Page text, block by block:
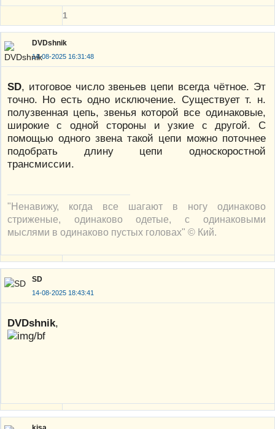
1
DVDshnik
14-08-2025 16:31:48
SD, итоговое число звеньев цепи всегда чётное. Эт
точно. Но есть одно исключение. Существует т. н.
полузвенная цепь, звенья которой все одинаковые,
широкие с одной стороны и узкие с другой. С
помощью одного звена такой цепи можно поточнее
подобрать длину цепи односкоростной
трансмиссии.
"Ненавижу, когда все шагают в ногу одинаково
стриженые, одинаково одетые, с одинаковыми
мыслями в одинаково пустых головах" © Кий.
SD
14-08-2025 18:43:41
DVDshnik,